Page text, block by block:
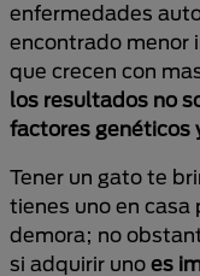
enfermedades
encontrado menor
que crecen con
los resultados no
factores genéticos
Tener un gato te
tienes uno en
demora; no
si adquirir uno es